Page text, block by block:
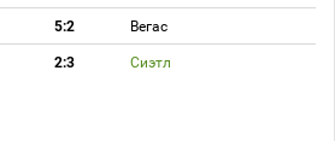
5:2 Вегас
2:3 Сиэтл